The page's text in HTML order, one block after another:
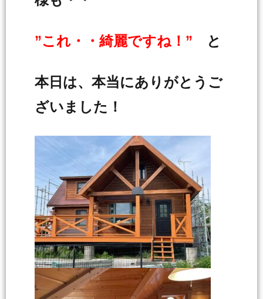
”これ・・綺麗ですね！” と
本日は、本当にありがとうご
ざいました！